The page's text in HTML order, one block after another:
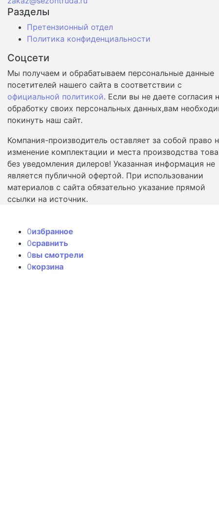
Разделы
Претензионный отдел
Политика конфиденциальности
Соцсети
Мы получаем и обрабатываем персональные данные
посетителей нашего сайта в соответствии с
официальной политикой. Если вы не даете согласия
обработку своих персональных данных,вам
покинуть наш сайт.
Компания-производитель оставляет за собой право
изменение комплектации и места производства
без уведомления дилеров! Указанная информация не
является публичной офертой. При использовании
материалов с сайта обязательно указание прямой
ссылки на источник.
0избранное
0сравнить
0вы смотрели
0корзина